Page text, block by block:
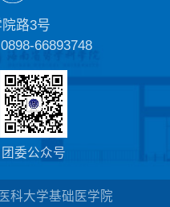
路3号
66893748
团委公众号
科大学基础医学院